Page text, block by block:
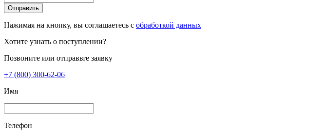
Отправить
Нажимая на кнопку, вы соглашаетесь с обработкой данных
Хотите узнать о поступлении?
Позвоните или отправьте заявку
+7 (800) 300-62-06
Имя
Телефон